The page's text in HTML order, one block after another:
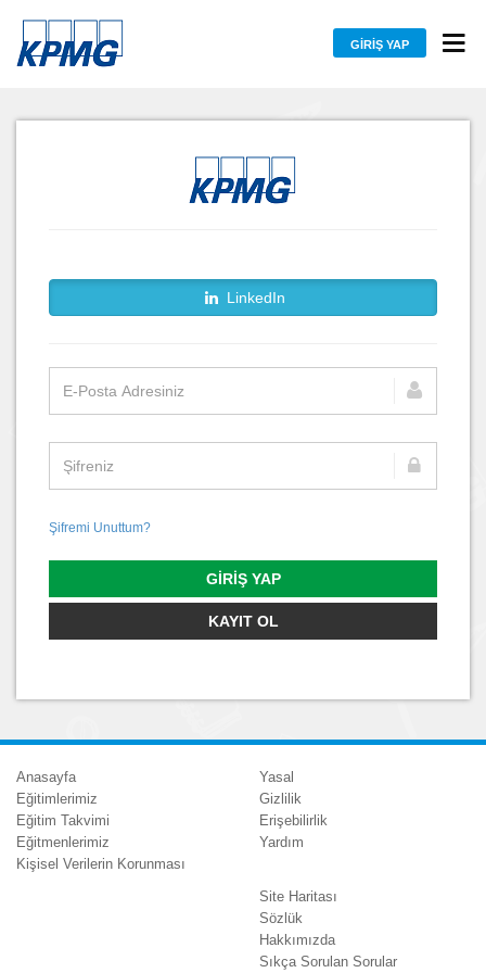
GIRIŞ YAP
LinkedIn
Şifremi Unuttum?
GIRIŞ YAP
KAYIT OL
Anasayfa
Eğitimlerimiz
Eğitim Takvimi
Eğitmenlerimiz
Kişisel Verilerin Korunması
Yasal
Gizlilik
Erişebilirlik
Yardım
Site Haritası
Sözlük
Hakkımızda
Sıkça Sorulan Sorular